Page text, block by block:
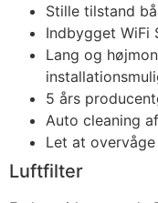
Stille tilstand
Indbygget WiFi
Lang og
5 års
Auto cleaning
Let at
Luftfilter